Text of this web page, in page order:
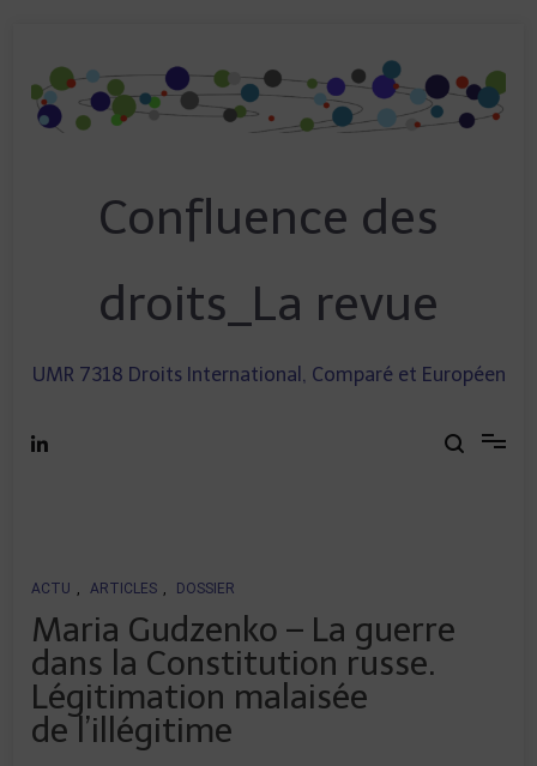
content
Confluence des
droits_La revue
UMR 7318 Droits International, Comparé et Européen
ACTU , ARTICLES , DOSSIER
Maria Gudzenko – La guerre
dans la Constitution russe.
Légitimation malaisée
de l’illégitime